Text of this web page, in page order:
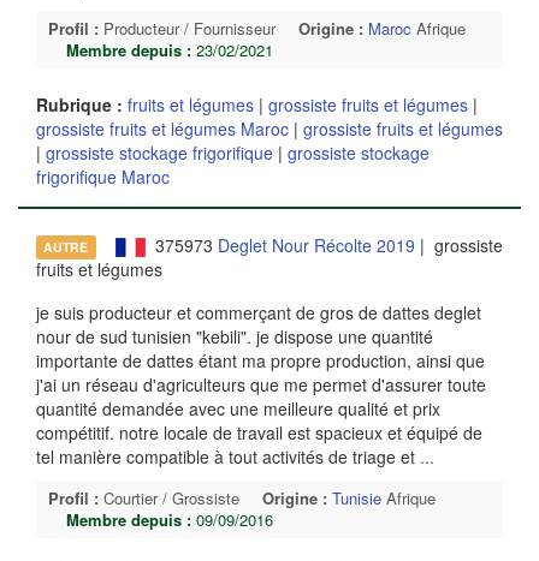
Profil : Producteur / Fournisseur Origine : Maroc Afrique
Membre depuis : 23/02/2021
Rubrique : fruits et légumes | grossiste fruits et légumes |
grossiste fruits et légumes Maroc | grossiste fruits et légumes
| grossiste stockage frigorifique | grossiste stockage
frigorifique Maroc
AUTRE 375973 Deglet Nour Récolte 2019 | grossiste
fruits et légumes
je suis producteur et commerçant de gros de dattes deglet
nour de sud tunisien "kebili". je dispose une quantité
importante de dattes étant ma propre production, ainsi que
j'ai un réseau d'agriculteurs que me permet d'assurer toute
quantité demandée avec une meilleure qualité et prix
compétitif. notre locale de travail est spacieux et équipé de
tel manière compatible à tout activités de triage et ...
Profil : Courtier / Grossiste Origine : Tunisie Afrique
Membre depuis : 09/09/2016